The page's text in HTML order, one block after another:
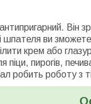
Він
шпателя ви
крем або
піци, пирогів,
робить роботу